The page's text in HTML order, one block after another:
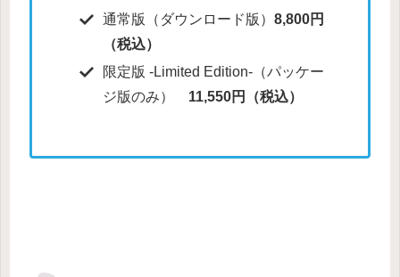
通常版（ダウンロード版） 8,800円
（税込）
限定版 -Limited Edition-（パッケー
ジ版のみ） 11,550円（税込）